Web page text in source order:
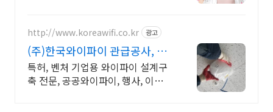
http://www.koreawifi.co.kr 광고
(주)한국와이파이 관급공사, 건
설공사 가능
특허, 벤처 기업용 와이파이 설계구
축 전문, 공공와이파이, 행사, 이벤